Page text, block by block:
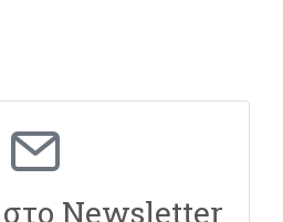
στο Newsletter